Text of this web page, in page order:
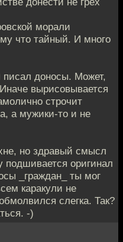
морали
что тайный. И много
доносы. Может,
вырисовывается
строчит
а мужики-то и не
но здравый смысл
подшивается оригинал
_граждан_ ты мог
каракули не
слегка. Так?
-)